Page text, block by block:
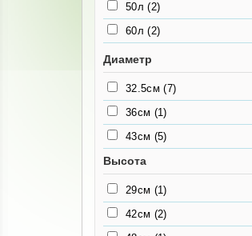
50л(2)
60л(2)
80л(1)
Диаметр
32.5см(7)
36см (1)
43см (5)
Высота
29см (1)
42см (2)